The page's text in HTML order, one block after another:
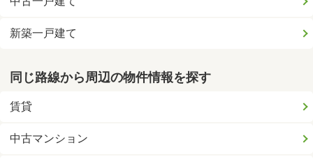
新築一戸建て
同じ路線から周辺の物件情報を探す
賃貸
中古マンション